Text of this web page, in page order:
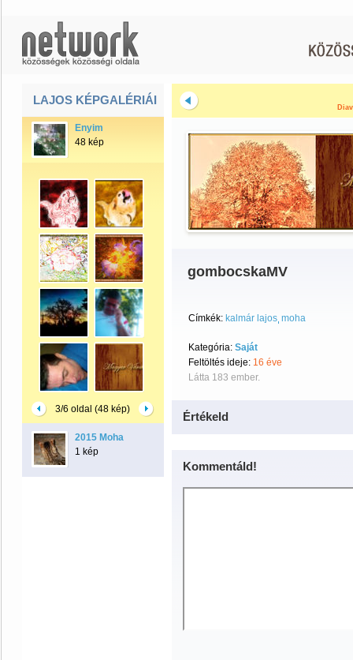
LAJOS KÉPGALÉRIÁI
Enyim
48 kép
3/6 oldal (48 kép)
2015 Moha
1 kép
gombocskaMV
Címkék: kalmár lajos moha
Kategória: Saját
Feltöltés ideje: 16 éve
Látta 183 ember.
Értékeld
Kommentáld!